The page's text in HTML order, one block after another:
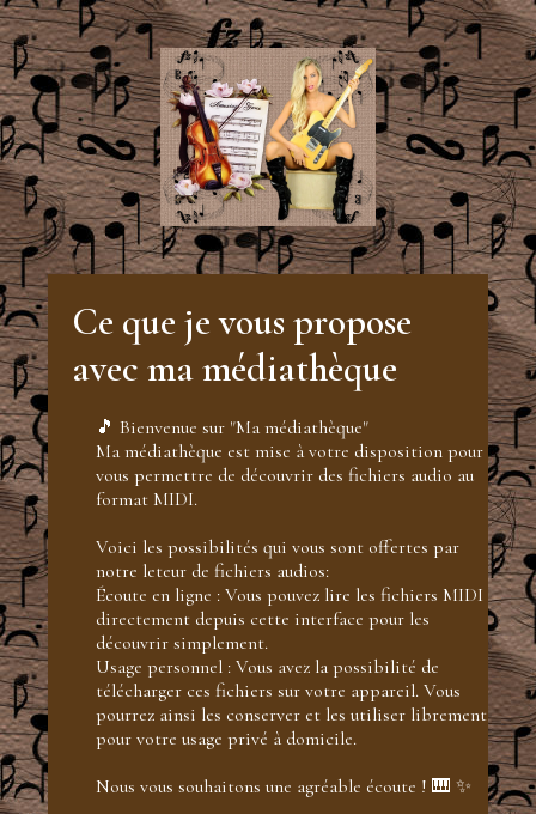
Ce que je vous propose
avec ma médiathèque
🎵 Bienvenue sur "Ma médiathèque"
Ma médiathèque est mise à votre disposition pour
vous permettre de découvrir des fichiers audio au
format MIDI.
Voici les possibilités qui vous sont offertes par
notre leteur de fichiers audios:
Écoute en ligne : Vous pouvez lire les fichiers MIDI
directement depuis cette interface pour les
découvrir simplement.
Usage personnel : Vous avez la possibilité de
télécharger ces fichiers sur votre appareil. Vous
pourrez ainsi les conserver et les utiliser librement
pour votre usage privé à domicile.
Nous vous souhaitons une agréable écoute ! 🎹 ✨